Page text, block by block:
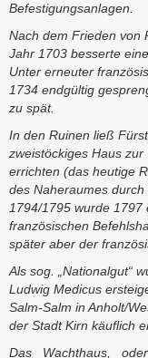
Befestigungsanlagen.
Nach dem Frieden von
Jahr 1703 besserte
Unter erneuter
1734 endgültig
zu spät.
In den Ruinen ließ
zweistöckiges Haus
errichten (das heutige
des Naheraumes
1794/1795 wurde
französischen
später aber der
Als sog. „Nationalgut“
Ludwig Medicus
Salm-Salm in Anholt/
der Stadt Kirn käuflich
Das Wachthaus,